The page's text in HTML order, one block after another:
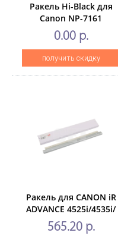
Ракель Hi-Black для
Canon NP-7161
0.00 р.
получить скидку
Ракель для CANON iR
ADVANCE 4525i/4535i/
4545i/4551i(CET), CET7487
565.20 р.